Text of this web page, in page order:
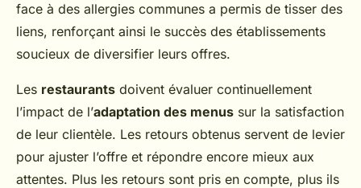
face à des allergies communes a permis de tisser des
liens, renforçant ainsi le succès des établissements
soucieux de diversifier leurs offres.
Les restaurants doivent évaluer continuellement
l’impact de l’adaptation des menus sur la satisfaction
de leur clientèle. Les retours obtenus servent de levier
pour ajuster l’offre et répondre encore mieux aux
attentes. Plus les retours sont pris en compte, plus ils